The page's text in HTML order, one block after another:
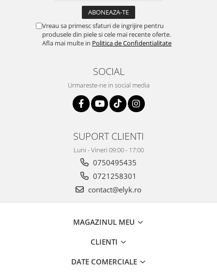
Vreau sa primesc sfaturi de ingrijire pentru
produsele din piele si cele mai recente oferte.
Afla mai multe in Politica de Confidentialitate
SOCIAL
Urmareste-ne in social media
SUPORT CLIENTI
Luni - Vineri 09:00 - 17:00
0750495435
0721258301
contact@elyk.ro
MAGAZINUL MEU
CLIENTI
DATE COMERCIALE